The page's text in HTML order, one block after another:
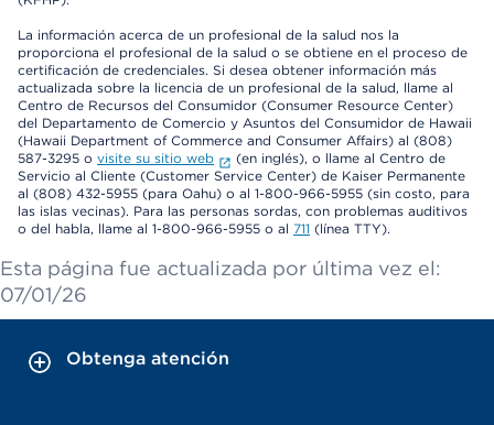
La información acerca de un profesional de la salud nos la
proporciona el profesional de la salud o se obtiene en el proceso de
certificación de credenciales. Si desea obtener información más
actualizada sobre la licencia de un profesional de la salud, llame al
Centro de Recursos del Consumidor (Consumer Resource Center)
del Departamento de Comercio y Asuntos del Consumidor de Hawaii
(Hawaii Department of Commerce and Consumer Affairs) al (808)
587-3295 o visite su sitio web
(en inglés), o llame al Centro de
Servicio al Cliente (Customer Service Center) de Kaiser Permanente
al (808) 432-5955 (para Oahu) o al 1-800-966-5955 (sin costo, para
las islas vecinas). Para las personas sordas, con problemas auditivos
o del habla, llame al 1-800-966-5955 o al 711 (línea TTY).
Esta página fue actualizada por última vez el:
07/01/26
Obtenga atención